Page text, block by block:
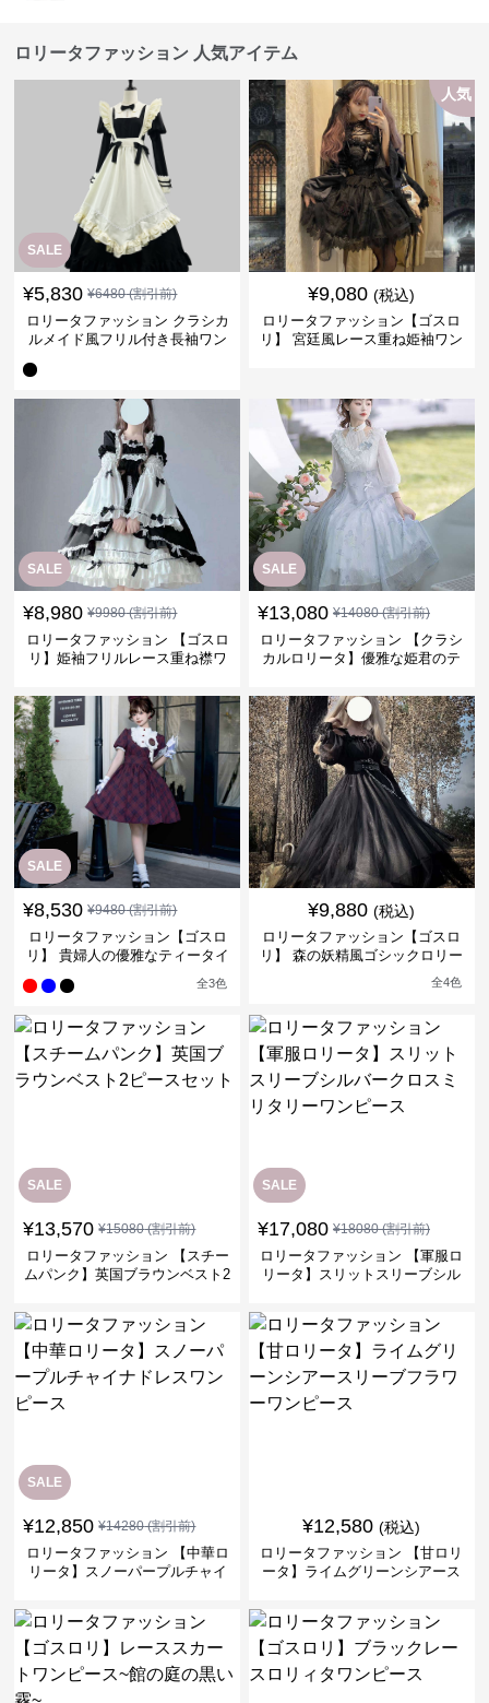
ロリータファッション 人気アイテム
SALE
¥5,830 ¥6480(割引前)
ロリータファッション クラシカ
ルメイド風フリル付き長袖ワン
人気
¥9,080 (税込)
ロリータファッション【ゴスロ
リ】 宮廷風レース重ね姫袖ワン
SALE
¥8,980 ¥9980(割引前)
ロリータファッション 【ゴスロ
リ】姫袖フリルレース重ね襟ワ
SALE
¥13,080 ¥14080(割引前)
ロリータファッション 【クラシ
カルロリータ】優雅な姫君のテ
SALE
¥8,530 ¥9480(割引前)
ロリータファッション【ゴスロ
リ】 貴婦人の優雅なティータイ
全3色
¥9,880 (税込)
ロリータファッション【ゴスロ
リ】 森の妖精風ゴシックロリー
全4色
SALE
¥13,570 ¥15080(割引前)
ロリータファッション 【スチー
ムパンク】英国ブラウンベスト2
SALE
¥17,080 ¥18080(割引前)
ロリータファッション 【軍服ロ
リータ】スリットスリーブシル
SALE
¥12,850 ¥14280(割引前)
ロリータファッション 【中華ロ
リータ】スノーパープルチャイ
¥12,580 (税込)
ロリータファッション 【甘ロリ
ータ】ライムグリーンシアース